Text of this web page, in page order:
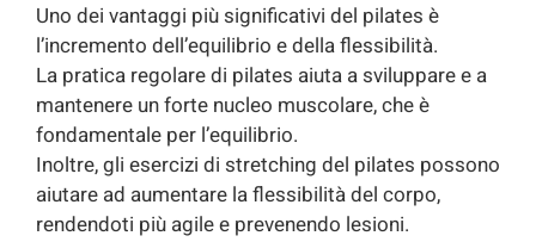
Uno dei vantaggi più significativi del pilates è
l’incremento dell’equilibrio e della flessibilità.
La pratica regolare di pilates aiuta a sviluppare e a
mantenere un forte nucleo muscolare, che è
fondamentale per l’equilibrio.
Inoltre, gli esercizi di stretching del pilates possono
aiutare ad aumentare la flessibilità del corpo,
rendendoti più agile e prevenendo lesioni.